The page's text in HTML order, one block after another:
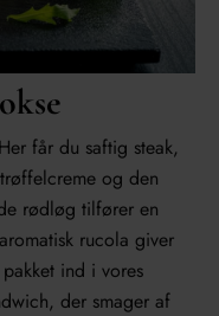
får du saftig steak,
og den
rødløg tilfører en
rucola giver
ind i vores
der smager af